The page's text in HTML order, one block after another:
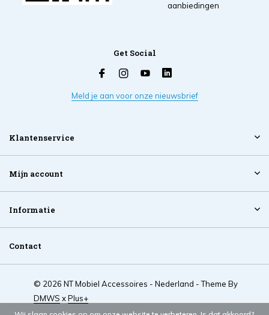
aanbiedingen
Get Social
Meld je aan voor onze nieuwsbrief
Klantenservice
Mijn account
Informatie
Contact
© 2026 NT Mobiel Accessoires - Nederland - Theme By
DMWS xPlus+